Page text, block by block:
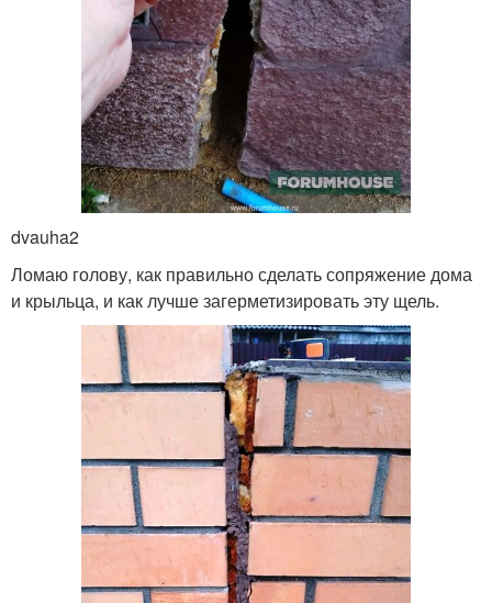
dvauha2
Ломаю голову, как правильно сделать сопряжение дома
и крыльца, и как лучше загерметизировать эту щель.